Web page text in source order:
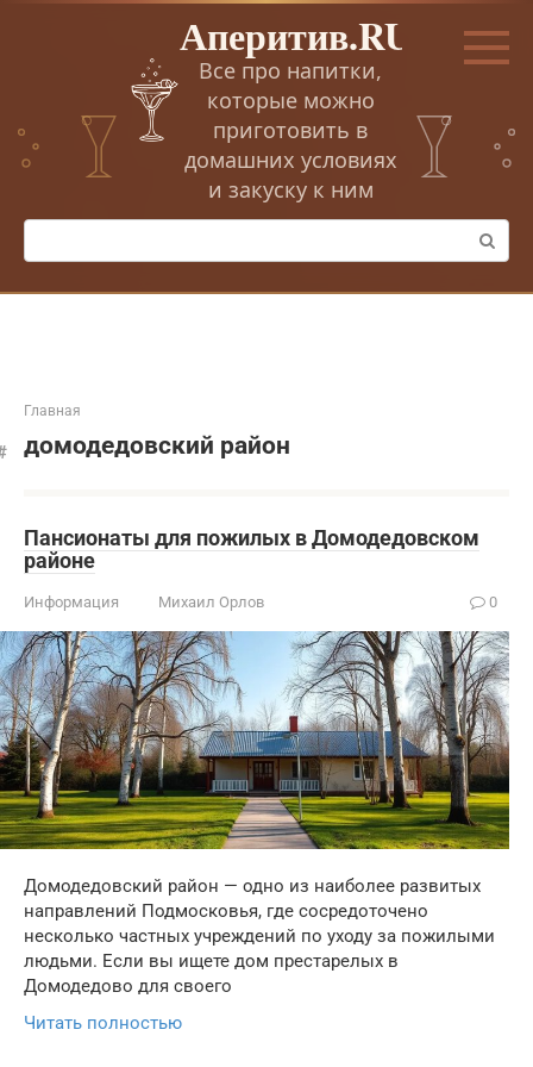
Перейти
Аперитив.RU
Все про напитки,
которые можно
приготовить в
домашних условиях
и закуску к ним
Поиск:
Главная
домодедовский район
Пансионаты для пожилых в Домодедовском
районе
Информация Михаил Орлов 0
Домодедовский район — одно из наиболее развитых
направлений Подмосковья, где сосредоточено
несколько частных учреждений по уходу за пожилыми
людьми. Если вы ищете дом престарелых в
Домодедово для своего
Читать полностью